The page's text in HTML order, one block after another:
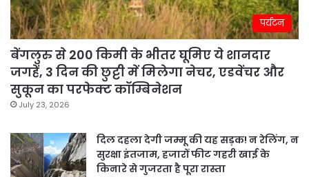
पर्यटन
बेंगलुरु से 200 किमी के भीतर घूमिए ये शानदार
जगहें, 3 दिन की छुट्टी में मिलेगा नेचर, एडवेंचर और
सुकून का परफेक्ट कॉम्बिनेशन
July 23, 2026
दिल दहला देगी जम्मू की यह सड़क! न रेलिंग, न
सुरक्षा इंतजाम, हजारों फीट गहरी खाई के
किनारे से गुजरता है पूरा रास्ता